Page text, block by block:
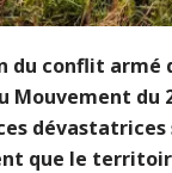
du conflit armé
du
que le